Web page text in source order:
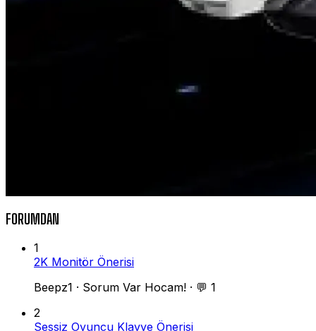
FORUMDAN
1
2K Monitör Önerisi
Beepz1 · Sorum Var Hocam! · 💬 1
2
Sessiz Oyuncu Klavye Önerisi